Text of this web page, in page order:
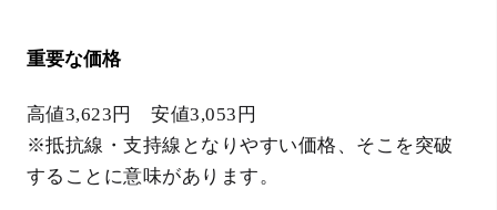
重要な価格
高値3,623円 安値3,053円
※抵抗線・支持線となりやすい価格、そこを突破
することに意味があります。